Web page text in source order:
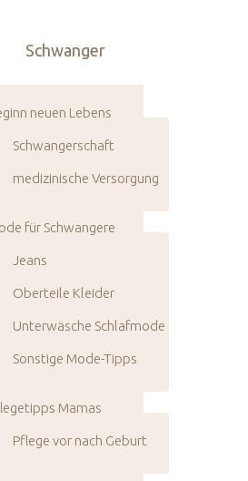
Schwanger
neuen Lebens
Schwangerschaft
medizinische Versorgung
für Schwangere
Jeans
Oberteile Kleider
Unterwäsche Schlafmode
Sonstige Mode-Tipps
Mamas
Pflege vor nach Geburt